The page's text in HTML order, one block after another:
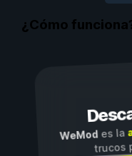
¿Cómo
WeMod es la
trucos